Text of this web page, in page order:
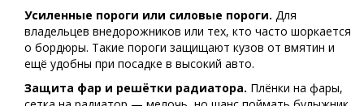
Усиленные пороги или силовые пороги. Для
владельцев внедорожников или тех, кто часто шоркается
о бордюры. Такие пороги защищают кузов от вмятин и
ещё удобны при посадке в высокий авто.
Защита фар и решётки радиатора. Плёнки на фары,